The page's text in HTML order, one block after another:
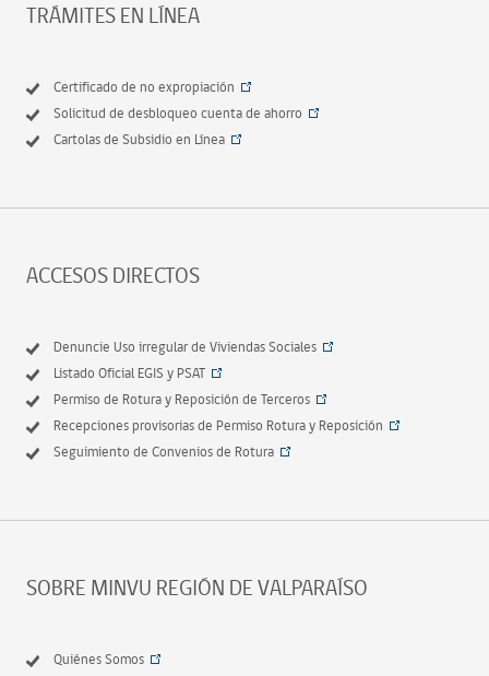
TRÁMITES EN LÍNEA
Certificado de no expropiación
Solicitud de desbloqueo cuenta de ahorro
Cartolas de Subsidio en Línea
ACCESOS DIRECTOS
Denuncie Uso irregular de Viviendas Sociales
Listado Oficial EGIS y PSAT
Permiso de Rotura y Reposición de Terceros
Recepciones provisorias de Permiso Rotura y Reposición
Seguimiento de Convenios de Rotura
SOBRE MINVU REGIÓN DE VALPARAÍSO
Quiénes Somos